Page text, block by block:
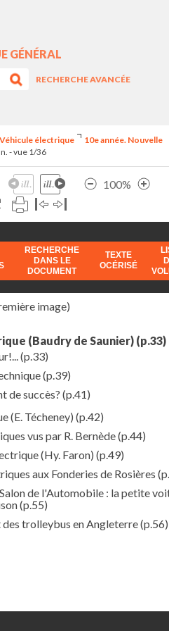
GÉNÉRAL
RECHERCHE AVANCÉE
électrique
10e année. Nouvelle
- vue 1/36
100%
RECHERCHE
DANS LE
DOCUMENT
TEXTE
OCÉRISÉ
image)
(Baudry de Saunier) (p.33)
(p.33)
(p.39)
de succès? (p.41)
(E. Técheney) (p.42)
vus par R. Bernède(p.44)
(Hy. Faron) (p.49)
aux Fonderies de Rosières
de l'Automobile : la petite
(p.55)
des trolleybus en Angleterre(p.56)